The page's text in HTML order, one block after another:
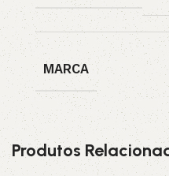
MARCA
Produtos